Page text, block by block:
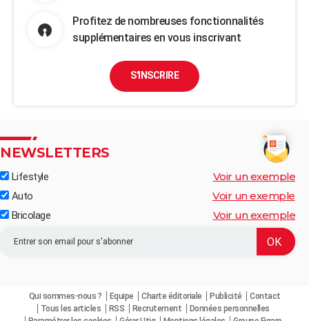
Profitez de nombreuses fonctionnalités
supplémentaires en vous inscrivant
S'INSCRIRE
NEWSLETTERS
Lifestyle Voir un exemple
Auto Voir un exemple
Bricolage Voir un exemple
Qui sommes-nous ? Equipe Charte éditoriale Publicité
Contact
Tous les articles
RSS Recrutement
Données personnelles